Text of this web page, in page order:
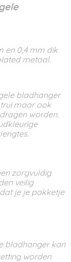
en 0,4 mm dik
metaal.
bladhanger
maar ook
worden.
zorgvuldig
veilig
je je pakketje
bladhanger kan
worden